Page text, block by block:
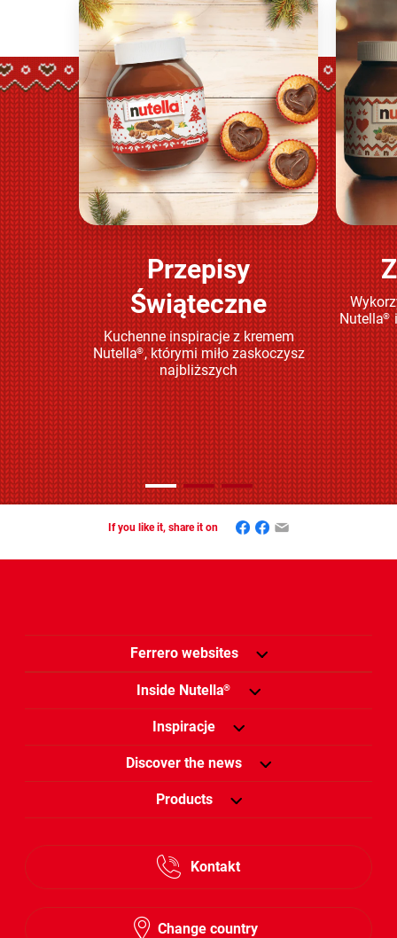
Sprawdź
Przepisy
Świąteczne
Kuchenne inspiracje z kremem
Nutella®, którymi miło zaskoczysz
najbliższych
Nutella®i
If you like it, share it on Facebook
Mastodon
Email
Ferrero websites
Inside Nutella®
Inspiracje
Discover the news
Products
Kontakt
Change country